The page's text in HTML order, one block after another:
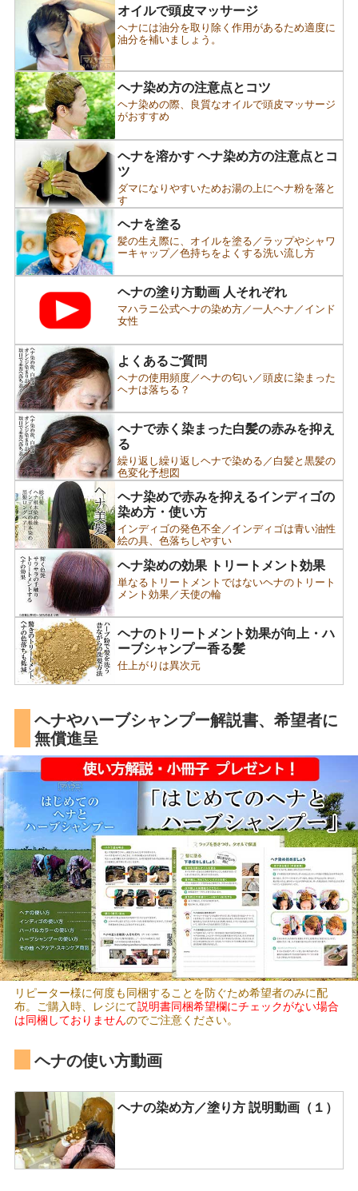
オイルで頭皮マッサージ
ヘナには油分を取り除く作用があるため適度に
油分を補いましょう。
ヘナ染め方の注意点とコツ
ヘナ染めの際、良質なオイルで頭皮マッサージ
がおすすめ
ヘナを溶かす ヘナ染め方の注意点とコ
ツ
ダマになりやすいためお湯の上にヘナ粉を落と
す
ヘナを塗る
髪の生え際に、オイルを塗る／ラップやシャワ
ーキャップ／色持ちをよくする洗い流し方
ヘナの塗り方動画 人それぞれ
マハラニ公式ヘナの染め方／一人ヘナ／インド
女性
よくあるご質問
ヘナの使用頻度／ヘナの匂い／頭皮に染まった
ヘナは落ちる？
ヘナで赤く染まった白髪の赤みを抑え
る
繰り返し繰り返しヘナで染める／白髪と黒髪の
色変化予想図
ヘナ染めで赤みを抑えるインディゴの
染め方・使い方
インディゴの発色不全／インディゴは青い油性
絵の具、色落ちしやすい
ヘナ染めの効果 トリートメント効果
単なるトリートメントではないヘナのトリート
メント効果／天使の輪
ヘナのトリートメント効果が向上・ハ
ーブシャンプー香る髪
仕上がりは異次元
ヘナやハーブシャンプー解説書、希望者に
無償進呈
リピーター様に何度も同梱することを防ぐため希望者のみに配
布。ご購入時、レジにて説明書同梱希望欄にチェックがない場合
は同梱しておりませんのでご注意ください。
ヘナの使い方動画
ヘナの染め方／塗り方 説明動画（１）